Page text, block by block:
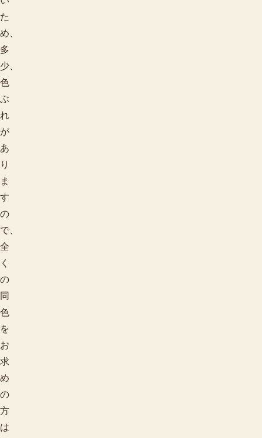
た
め、
多
少、
色
ぶ
れ
が
あ
り
ま
す
の
で、
全
く
の
同
色
を
お
求
め
の
方
は